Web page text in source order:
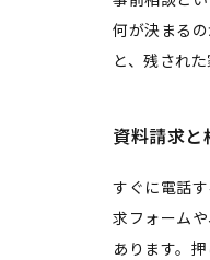
何が決まる
と、残され
資料請求と
すぐに電話
求フォーム
あります。